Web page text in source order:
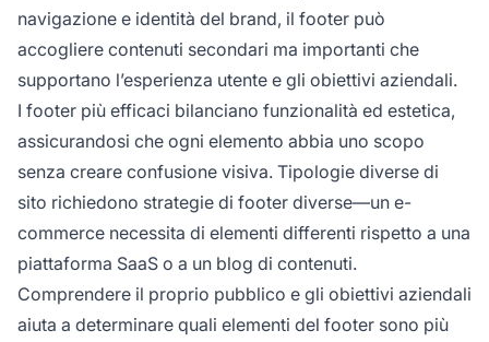
navigazione e identità del brand, il footer può
accogliere contenuti secondari ma importanti che
supportano l’esperienza utente e gli obiettivi aziendali.
I footer più efficaci bilanciano funzionalità ed estetica,
assicurandosi che ogni elemento abbia uno scopo
senza creare confusione visiva. Tipologie diverse di
sito richiedono strategie di footer diverse—un e-
commerce necessita di elementi differenti rispetto a una
piattaforma SaaS o a un blog di contenuti.
Comprendere il proprio pubblico e gli obiettivi aziendali
aiuta a determinare quali elementi del footer sono più